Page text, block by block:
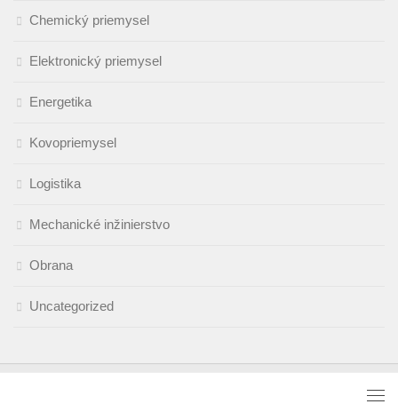
Chemický priemysel
Elektronický priemysel
Energetika
Kovopriemysel
Logistika
Mechanické inžinierstvo
Obrana
Uncategorized